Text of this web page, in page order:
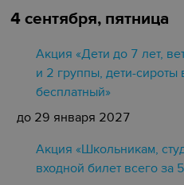
4 сентября, пятница
Акция «Дети до 7 лет,
и 2 группы, дети-сироты
бесплатный»
до 29 января 2027
Акция «Школьникам,
входной билет всего за